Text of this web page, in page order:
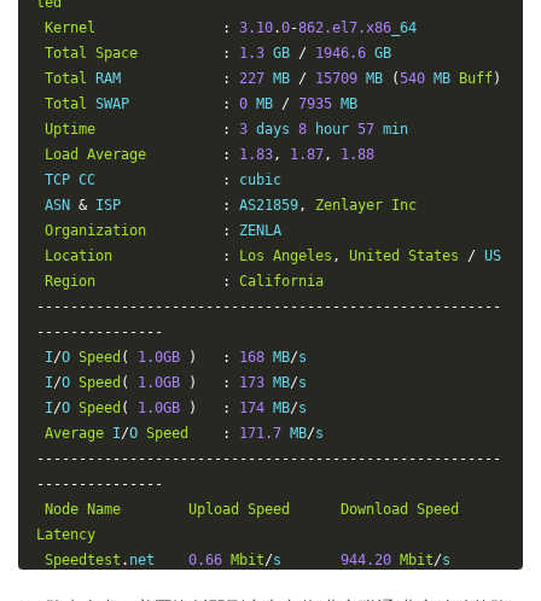
Kernel
: 3.10.0-862.el7.x86 _64
Total
Space : 1.3 GB / 1946.6 GB
Total
RAM : 227 MB / 15709 MB (540 MB Buff)
Total
SWAP : 0 MB / 7935 MB
Uptime
: 3 days 8 hour 57 min
Load
Average : 1.83 , 1.87 ,
1.88
TCP CC
:
cubic
ASN & ISP : AS21859 , Zenlayer Inc
Organization
:
ZENLA
Location
: Los Angeles , United States / US
Region
:
California
-------------------------------------------------------
---------------
I/O Speed ( 1.0GB ) : 168 MB/s
I/O Speed ( 1.0GB ) : 173 MB/s
I/O Speed ( 1.0GB ) : 174 MB/s
Average I/O Speed : 171.7 MB/
-------------------------------------------------------
---------------
Node Name Upload Speed Download
Speed
Latency
Speedtest . net 0.66 Mbit/s 944.20 Mbit/